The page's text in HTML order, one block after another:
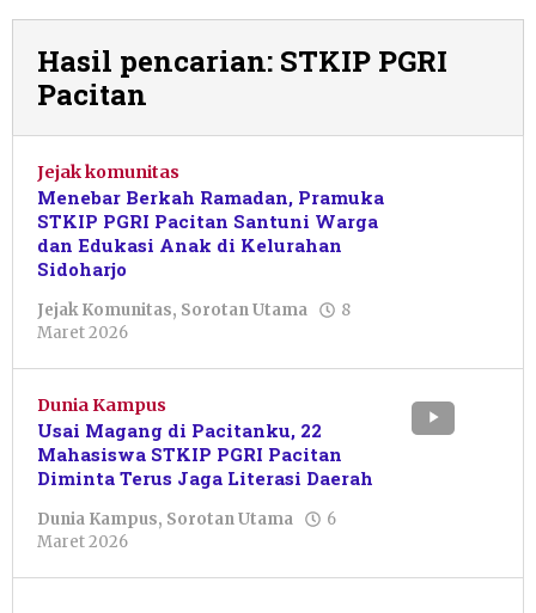
Hasil pencarian: STKIP PGRI
Pacitan
Jejak komunitas
Menebar Berkah Ramadan, Pramuka
STKIP PGRI Pacitan Santuni Warga
dan Edukasi Anak di Kelurahan
Sidoharjo
Jejak Komunitas, Sorotan Utama
8
Maret 2026
Rizki
Andari
Dunia Kampus
Usai Magang di Pacitanku, 22
Mahasiswa STKIP PGRI Pacitan
Diminta Terus Jaga Literasi Daerah
Dunia Kampus, Sorotan Utama
6
Maret 2026
Enggar